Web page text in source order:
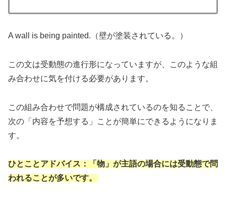
A wall is being painted.（壁が塗装されている。）
この文は受動態の進行形になっていますが、このような組
み合わせに気を付ける必要があります。
この組み合わせで問題が構成されているのを知ることで、
次の「内容を予想する」ことが簡単にできるようになりま
す。
ひとことアドバイス：「物」が主語の場合には受動態で問
われることが多いです。